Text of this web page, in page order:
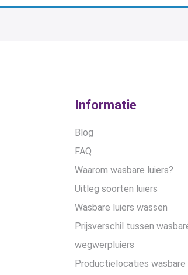
Informatie
Blog
FAQ
Waarom wasbare luiers?
Uitleg soorten luiers
Wasbare luiers wassen
Prijsverschil tussen
wegwerpluiers
Productielocaties wasbare